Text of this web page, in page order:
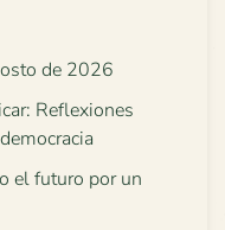
de 2026
Reflexiones
el futuro por un